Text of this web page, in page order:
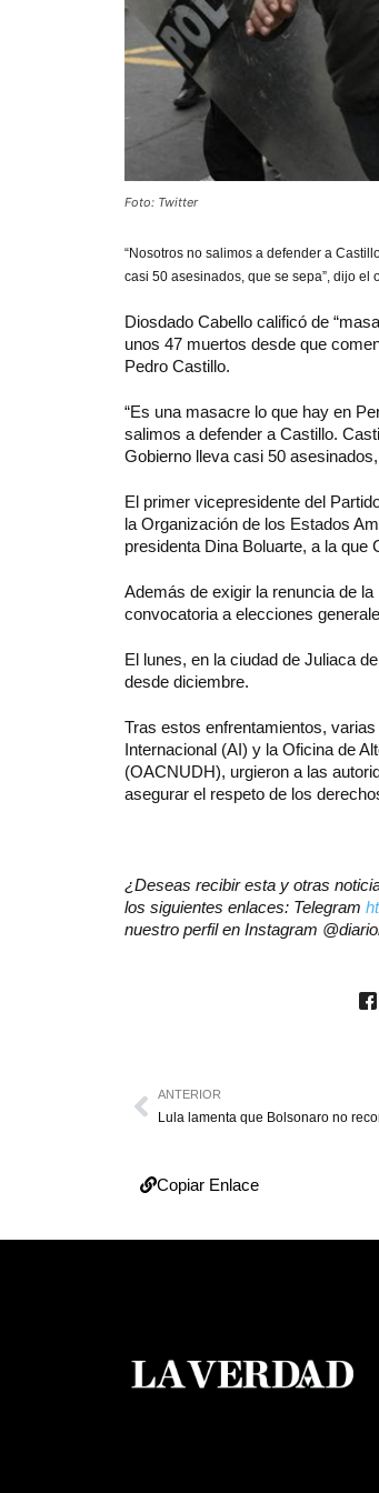
Foto: Twitter
“Nosotros no salimos a defender a
casi 50 asesinados, que se sepa”, dijo el
Diosdado Cabello calificó de
unos 47 muertos desde que
Pedro Castillo.
“Es una masacre lo que hay en
salimos a defender a Castillo.
Gobierno lleva casi 50
El primer vicepresidente del
la Organización de los Estados
presidenta Dina Boluarte, a la que
Además de exigir la renuncia de
convocatoria a elecciones
El lunes, en la ciudad de Juliaca
desde diciembre.
Tras estos enfrentamientos,
Internacional (AI) y la Oficina de
(OACNUDH), urgieron a las
asegurar el respeto de los
¿Deseas recibir esta y otras
los siguientes enlaces: Telegram
nuestro perfil en Instagram
ANTERIOR
Lula lamenta que Bolsonaro no
Copiar Enlace